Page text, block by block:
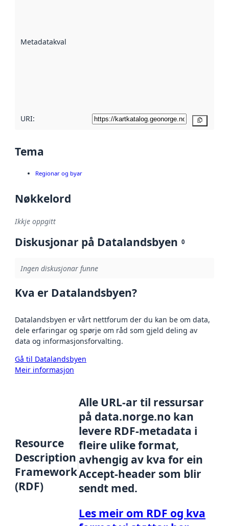
Metadatakvalitet
URI:
Tema
Regionar og byar
Nøkkelord
Ikkje oppgitt
Diskusjonar på Datalandsbyen 0
Ingen diskusjonar funne
Kva er Datalandsbyen?
Datalandsbyen er vårt nettforum der du kan be om data,
dele erfaringar og spørje om råd som gjeld deling av
data og informasjonsforvalting.
Gå til Datalandsbyen
Meir informasjon
Resource
Description
Framework
(RDF)
Alle URL-ar til ressursar
på data.norge.no kan
levere RDF-metadata i
fleire ulike format,
avhengig av kva for ein
Accept-header som blir
sendt med.
Les meir om RDF og kva